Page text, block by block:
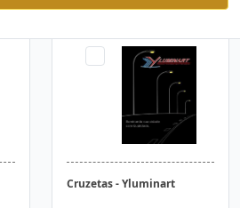
Cruzetas - Yluminart